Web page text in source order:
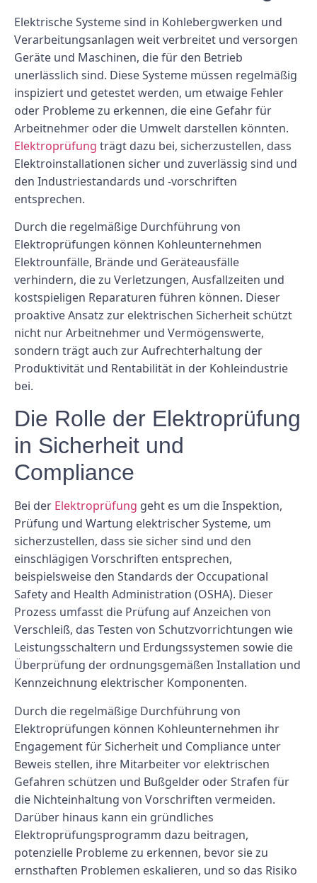
Elektrische Systeme sind in Kohlebergwerken und
Verarbeitungsanlagen weit verbreitet und versorgen
Geräte und Maschinen, die für den Betrieb
unerlässlich sind. Diese Systeme müssen regelmäßig
inspiziert und getestet werden, um etwaige Fehler
oder Probleme zu erkennen, die eine Gefahr für
Arbeitnehmer oder die Umwelt darstellen könnten.
Elektroprüfung trägt dazu bei, sicherzustellen, dass
Elektroinstallationen sicher und zuverlässig sind und
den Industriestandards und -vorschriften
entsprechen.
Durch die regelmäßige Durchführung von
Elektroprüfungen können Kohleunternehmen
Elektrounfälle, Brände und Geräteausfälle
verhindern, die zu Verletzungen, Ausfallzeiten und
kostspieligen Reparaturen führen können. Dieser
proaktive Ansatz zur elektrischen Sicherheit schützt
nicht nur Arbeitnehmer und Vermögenswerte,
sondern trägt auch zur Aufrechterhaltung der
Produktivität und Rentabilität in der Kohleindustrie
bei.
Die Rolle der Elektroprüfung
in Sicherheit und
Compliance
Bei der Elektroprüfung geht es um die Inspektion,
Prüfung und Wartung elektrischer Systeme, um
sicherzustellen, dass sie sicher sind und den
einschlägigen Vorschriften entsprechen,
beispielsweise den Standards der Occupational
Safety and Health Administration (OSHA). Dieser
Prozess umfasst die Prüfung auf Anzeichen von
Verschleiß, das Testen von Schutzvorrichtungen wie
Leistungsschaltern und Erdungssystemen sowie die
Überprüfung der ordnungsgemäßen Installation und
Kennzeichnung elektrischer Komponenten.
Durch die regelmäßige Durchführung von
Elektroprüfungen können Kohleunternehmen ihr
Engagement für Sicherheit und Compliance unter
Beweis stellen, ihre Mitarbeiter vor elektrischen
Gefahren schützen und Bußgelder oder Strafen für
die Nichteinhaltung von Vorschriften vermeiden.
Darüber hinaus kann ein gründliches
Elektroprüfungsprogramm dazu beitragen,
potenzielle Probleme zu erkennen, bevor sie zu
ernsthaften Problemen eskalieren, und so das Risiko